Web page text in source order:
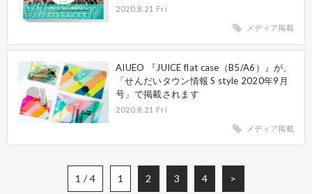
2020.8.21 Fri
メディア掲載
AIUEO 『JUICE flat case（B5/A6）』が、
「せんだいタウン情報 S style 2020年9月
号」で掲載されます
2020.8.21 Fri
メディア掲載
1 / 4 1 2 3 4 >